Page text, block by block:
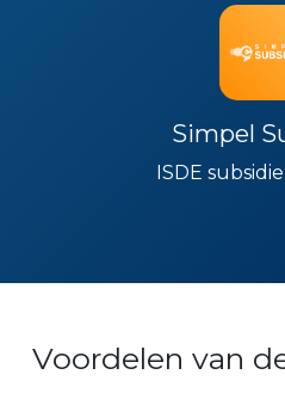
Simpel
ISDE
Voordelen van